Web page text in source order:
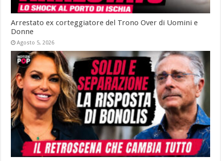
Arrestato ex corteggiatore del Trono Over di Uomini e
Donne
Agosto 5, 2026